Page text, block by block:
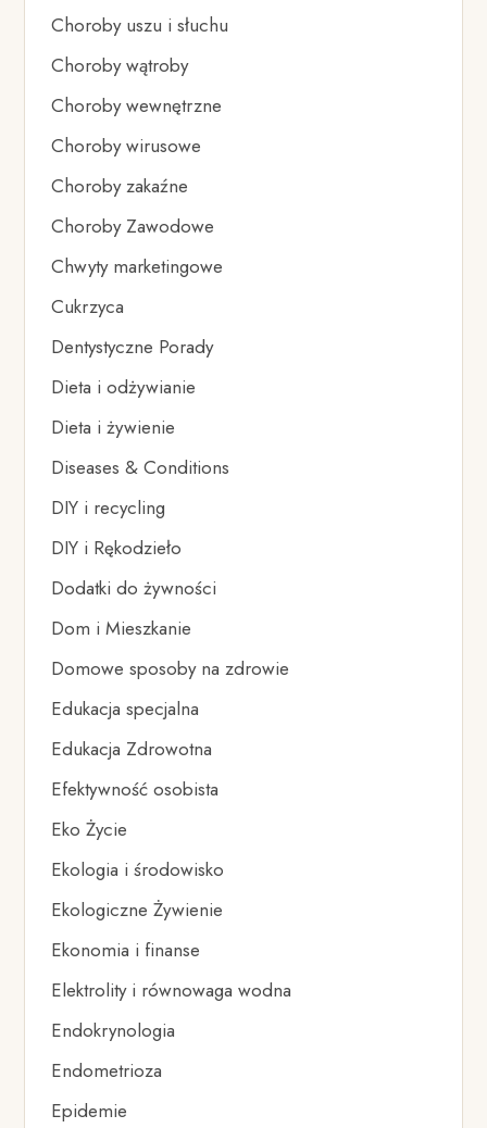
Choroby uszu i słuchu
Choroby wątroby
Choroby wewnętrzne
Choroby wirusowe
Choroby zakaźne
Choroby Zawodowe
Chwyty marketingowe
Cukrzyca
Dentystyczne Porady
Dieta i odżywianie
Dieta i żywienie
Diseases & Conditions
DIY i recycling
DIY i Rękodzieło
Dodatki do żywności
Dom i Mieszkanie
Domowe sposoby na zdrowie
Edukacja specjalna
Edukacja Zdrowotna
Efektywność osobista
Eko Życie
Ekologia i środowisko
Ekologiczne Żywienie
Ekonomia i finanse
Elektrolity i równowaga wodna
Endokrynologia
Endometrioza
Epidemie